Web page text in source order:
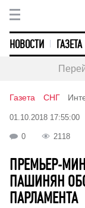
НОВОСТИ ГАЗЕТА
Газета СНГ
01.10.2018 17:55:00
0 2118
ПРЕМЬЕР-
ПАШИНЯН
ПАРЛАМЕНТА